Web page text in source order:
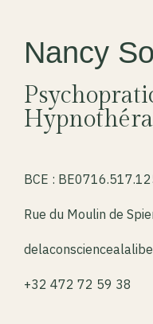
Nancy
BCE :
Rue du Moulin de
+32 472 72 59 38